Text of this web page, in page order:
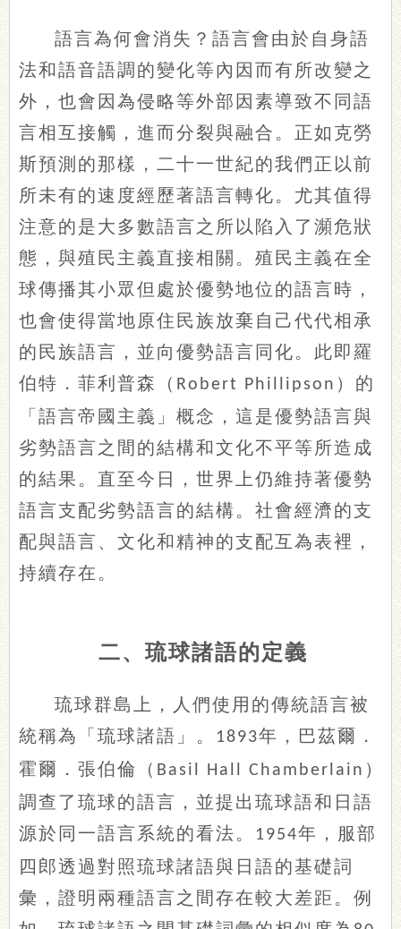
語言為何會消失？語言會由於自身語
法和語音語調的變化等內因而有所改變之
外，也會因為侵略等外部因素導致不同語
言相互接觸，進而分裂與融合。正如克勞
斯預測的那樣，二十一世紀的我們正以前
所未有的速度經歷著語言轉化。尤其值得
注意的是大多數語言之所以陷入了瀕危狀
態，與殖民主義直接相關。殖民主義在全
球傳播其小眾但處於優勢地位的語言時，
也會使得當地原住民族放棄自己代代相承
的民族語言，並向優勢語言同化。此即羅
伯特．菲利普森（ Robert Phillipson ）的
「語言帝國主義」概念，這是優勢語言與
劣勢語言之間的結構和文化不平等所造成
的結果。直至今日，世界上仍維持著優勢
語言支配劣勢語言的結構。社會經濟的支
配與語言、文化和精神的支配互為表裡，
持續存在。
二、琉球諸語的定義
琉球群島上，人們使用的傳統語言被
統稱為「琉球諸語」。
1893年，巴茲爾．
霍爾．張伯倫（ Basil Hall Chamberlain ）
調查了琉球的語言，並提出琉球語和日語
源於同一語言系統的看法。
1954年，服部
四郎透過對照琉球諸語與日語的基礎詞
彙，證明兩種語言之間存在較大差距。例